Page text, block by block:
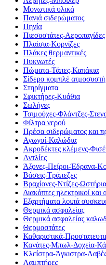
Μονωτικά υλικά
Πανιά σιδερώματος
Πηνία
Πιεσοστάτες-Αεροπαγίδες
Πλαίσια-Κορνίζες
Πλάκες θερμαντικές
Πυκνωτές
Πώματα-Τάπες-Καπάκια
Σίδερο κομπλέ
Στηρίγματα
Σφικτήρες-Κυάθια
Σωλήνες
Τσιμούχες-Φλάντζες-
Φίλτρα νερού
Πρέσα σιδερώματος και
Αγωγοί-Καλώδια
Ακροδέκτες κλέμενς-
Αντλίες
Άξονες-Πείροι-Έδρανα-
Βάσεις-Τράπεζες
Βραχίονες-Ντίζες-Ωστήρια
Διακόπτες ηλεκτρικοί και
Εξαρτήματα λοιπά
Θερμικά ασφαλείας
Θερμικά ασφαλείας
Θερμοστάτες
Καθαριστικά-
Κανάτες-Μπωλ-Δοχεία-
Κλείστρα-Άγκιστρα-
Λαμπτήρες